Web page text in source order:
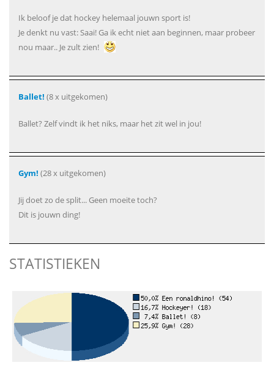
Ik beloof je dat hockey helemaal jouwn sport is!
Je denkt nu vast: Saai! Ga ik echt niet aan beginnen, maar probeer
nou maar.. Je zult zien!
Ballet! (8 x uitgekomen)
Ballet? Zelf vindt ik het niks, maar het zit wel in jou!
Gym! (28 x uitgekomen)
Jij doet zo de split... Geen moeite toch?
Dit is jouwn ding!
STATISTIEKEN